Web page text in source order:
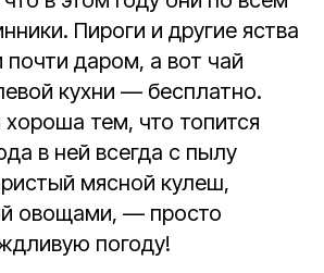
Пироги и другие яства
почти даром, а вот чай
кухни — бесплатно.
хороша тем, что топится
в ней всегда с пылу
мясной кулеш,
овощами, — просто
погоду!